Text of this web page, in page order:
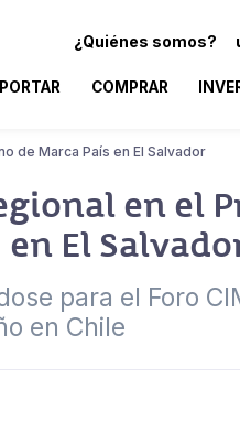
¿Quiénes somos?
COMPRAR
de Marca País en El Salvador
en el
en El
para el Foro
en Chile